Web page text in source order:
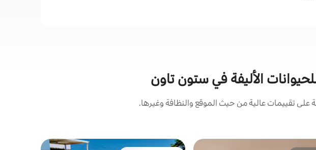
الأليفة في ستون تاون
تقييمات عالية من حيث الموقع والنظافة وغيرها.